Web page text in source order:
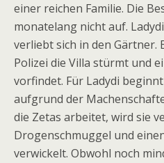
einer reichen Familie. Die
monatelang nicht auf.
verliebt sich in den Gärtner.
Polizei die Villa stürmt und
vorfindet. Für Ladydi
aufgrund der
die Zetas arbeitet, wird sie
Drogenschmuggel und
verwickelt. Obwohl noch